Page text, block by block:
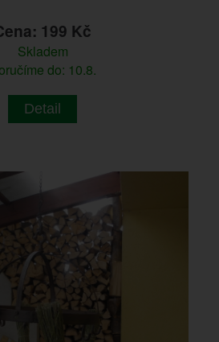
199 Kč
Skladem
do: 10.8.
Detail